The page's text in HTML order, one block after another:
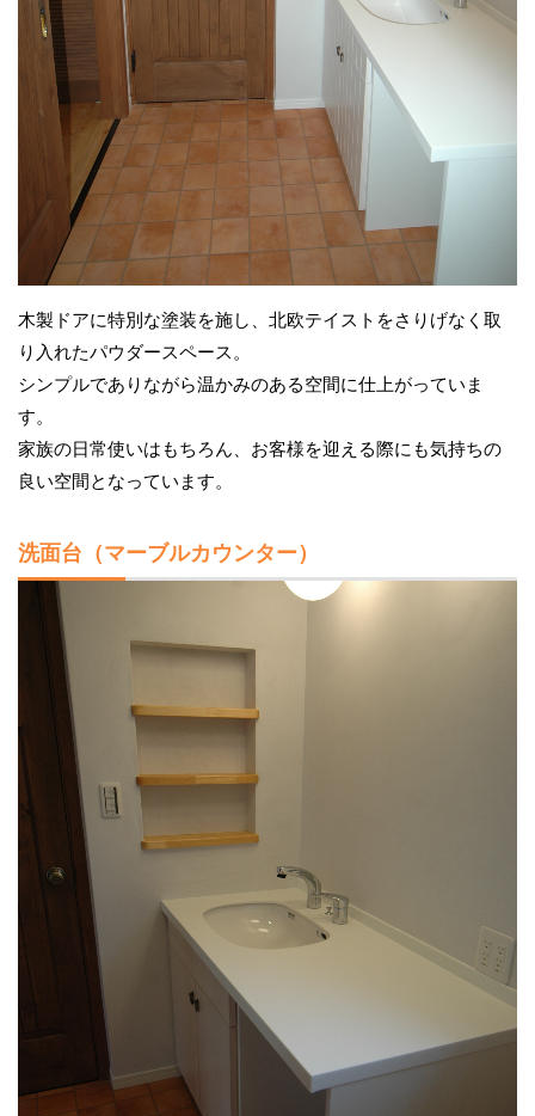
木製ドアに特別な塗装を施し、北欧テイストをさりげなく取
り入れたパウダースペース。
シンプルでありながら温かみのある空間に仕上がっていま
す。
家族の日常使いはもちろん、お客様を迎える際にも気持ちの
良い空間となっています。
洗面台（マーブルカウンター）